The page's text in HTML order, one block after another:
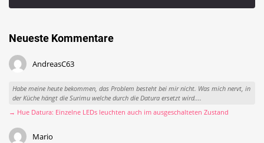
Neueste Kommentare
AndreasC63
Habe meine heute bekommen, das Problem besteht bei mir nicht. Was mich nervt, in
der Küche hängt die Surimu welche durch die Datura ersetzt wird....
→ Hue Datura: Einzelne LEDs leuchten auch im ausgeschalteten Zustand
Mario